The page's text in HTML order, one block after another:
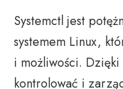
Systemctl jest
systemem Linux,
i możliwości. Dzięki
kontrolować i